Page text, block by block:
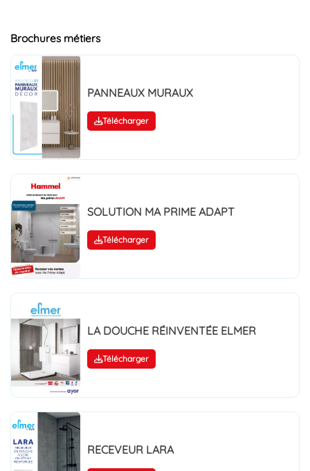
Brochures métiers
PANNEAUX MURAUX
Télécharger
SOLUTION MA PRIME ADAPT
Télécharger
LA DOUCHE RÉINVENTÉE ELMER
Télécharger
RECEVEUR LARA